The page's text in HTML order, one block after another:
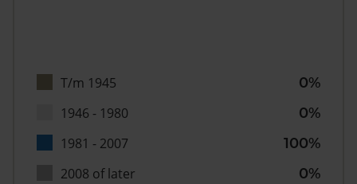
T/m 1945
0%
1946 - 1980
0%
1981 - 2007
100%
2008 of later
0%